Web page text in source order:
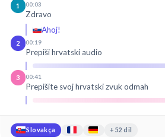
1 00:03
Zdravo
Ahoj!
2 00:19
Prepiši hrvatski audio
3 00:41
Prepišite svoj hrvatski zvuk odmah
Slovakça +52 dil